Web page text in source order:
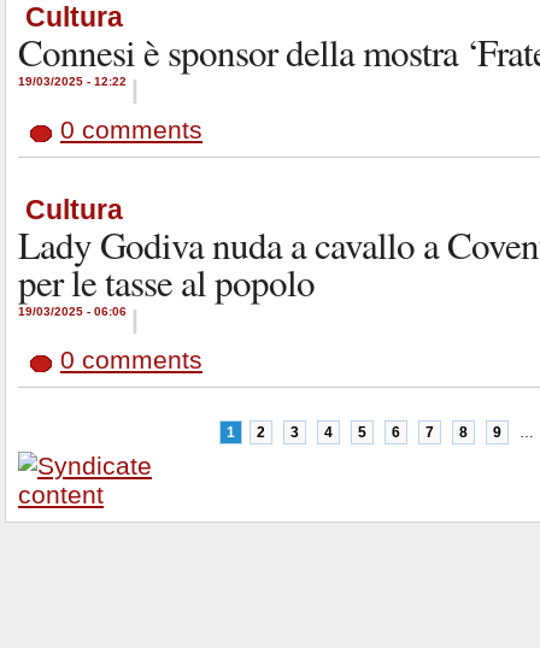
Cultura
Connesi è sponsor della mostra
19/03/2025 - 12:22
|
0 comments
Cultura
Lady Godiva nuda a cavallo a
per le tasse al popolo
19/03/2025 - 06:06 |
0 comments
1 2 3 4 5 6 7 8 9 …